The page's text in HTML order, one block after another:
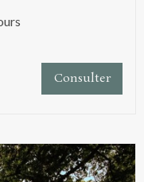
Consulter